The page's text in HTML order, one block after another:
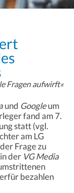
Fragen aufwirft«
und Googleum
fand am 7.
statt (vgl.
am LG
Frage zu
der VG Media
bezahlen